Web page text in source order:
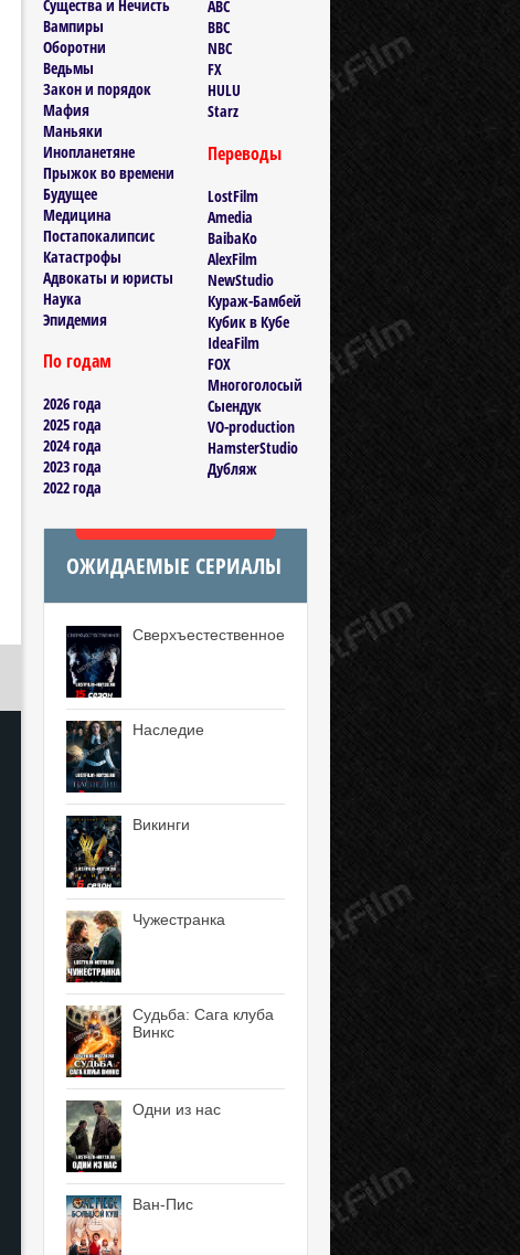
Существа и Нечисть
Вампиры
Оборотни
Ведьмы
Закон и порядок
Мафия
Маньяки
Инопланетяне
Прыжок во времени
Будущее
Медицина
Постапокалипсис
Катастрофы
Адвокаты и юристы
Наука
Эпидемия
По годам
2026 года
2025 года
2024 года
2023 года
2022 года
ABC
BBC
NBC
FX
HULU
Starz
Переводы
LostFilm
Amedia
BaibaKo
AlexFilm
NewStudio
Кураж-Бамбей
Кубик в Кубе
IdeaFilm
FOX
Многоголосый
Сыендук
VO-production
HamsterStudio
Дубляж
ОЖИДАЕМЫЕ СЕРИАЛЫ
Сверхъестественное
Наследие
Викинги
Чужестранка
Судьба: Сага клуба
Винкс
Одни из нас
Ван-Пис